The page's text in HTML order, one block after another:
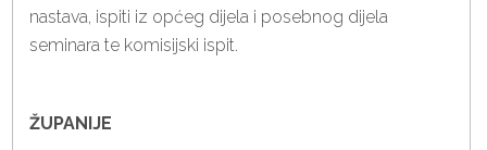
nastava, ispiti iz općeg dijela i posebnog dijela
seminara te komisijski ispit.
ŽUPANIJE